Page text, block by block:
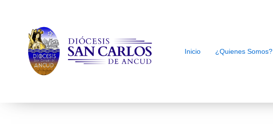
Inicio ¿Quienes Somos?